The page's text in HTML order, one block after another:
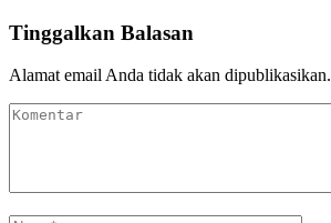
Tinggalkan Balasan
Alamat email Anda tidak akan dipublikasikan.